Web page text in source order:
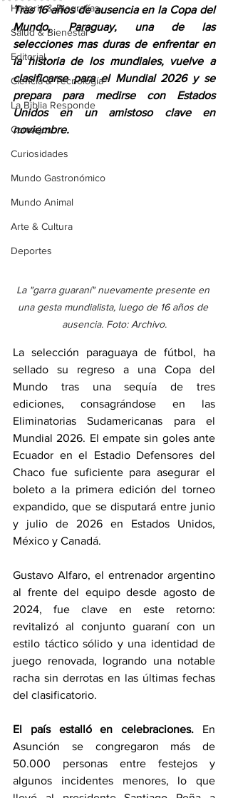
Historia & Biografías
Salud & Bienestar
Editorial
Ciencia & Tecnología
La Biblia Responde
Consejos
Curiosidades
Mundo Gastronómico
Mundo Animal
Arte & Cultura
Deportes
Tras 16 años de ausencia en la Copa del
Mundo, Paraguay, una de las
selecciones mas duras de enfrentar en
la historia de los mundiales, vuelve a
clasificarse para el Mundial 2026 y se
prepara para medirse con Estados
Unidos en un amistoso clave en
noviembre.
La "garra guaraní" nuevamente presente en
una gesta mundialista, luego de 16 años de
ausencia. Foto: Archivo.
La selección paraguaya de fútbol, ha
sellado su regreso a una Copa del
Mundo tras una sequía de tres
ediciones, consagrándose en las
Eliminatorias Sudamericanas para el
Mundial 2026. El empate sin goles ante
Ecuador en el Estadio Defensores del
Chaco fue suficiente para asegurar el
boleto a la primera edición del torneo
expandido, que se disputará entre junio
y julio de 2026 en Estados Unidos,
México y Canadá.
Gustavo Alfaro, el entrenador argentino
al frente del equipo desde agosto de
2024, fue clave en este retorno:
revitalizó al conjunto guaraní con un
estilo táctico sólido y una identidad de
juego renovada, logrando una notable
racha sin derrotas en las últimas fechas
del clasificatorio.
El país estalló en celebraciones. En
Asunción se congregaron más de
50.000 personas entre festejos y
algunos incidentes menores, lo que